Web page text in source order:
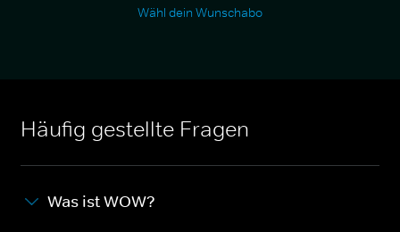
Wähl dein Wunschabo
Häufig gestellte Fragen
Was ist WOW?